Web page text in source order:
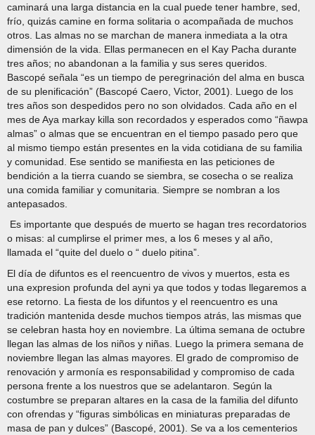
caminará una larga distancia en la cual puede tener hambre, sed,
frío, quizás camine en forma solitaria o acompañada de muchos
otros. Las almas no se marchan de manera inmediata a la otra
dimensión de la vida. Ellas permanecen en el Kay Pacha durante
tres años; no abandonan a la familia y sus seres queridos.
Bascopé señala “es un tiempo de peregrinación del alma en busca
de su plenificación” (Bascopé Caero, Victor, 2001). Luego de los
tres años son despedidos pero no son olvidados. Cada año en el
mes de Aya markay killa son recordados y esperados como “ñawpa
almas” o almas que se encuentran en el tiempo pasado pero que
al mismo tiempo están presentes en la vida cotidiana de su familia
y comunidad. Ese sentido se manifiesta en las peticiones de
bendición a la tierra cuando se siembra, se cosecha o se realiza
una comida familiar y comunitaria. Siempre se nombran a los
antepasados.
Es importante que después de muerto se hagan tres recordatorios
o misas: al cumplirse el primer mes, a los 6 meses y al año,
llamada el “quite del duelo o “ duelo pitina”.
El día de difuntos es el reencuentro de vivos y muertos, esta es
una expresion profunda del ayni ya que todos y todas llegaremos a
ese retorno. La fiesta de los difuntos y el reencuentro es una
tradición mantenida desde muchos tiempos atrás, las mismas que
se celebran hasta hoy en noviembre. La última semana de octubre
llegan las almas de los niños y niñas. Luego la primera semana de
noviembre llegan las almas mayores. El grado de compromiso de
renovación y armonía es responsabilidad y compromiso de cada
persona frente a los nuestros que se adelantaron. Según la
costumbre se preparan altares en la casa de la familia del difunto
con ofrendas y “figuras simbólicas en miniaturas preparadas de
masa de pan y dulces” (Bascopé, 2001). Se va a los cementerios